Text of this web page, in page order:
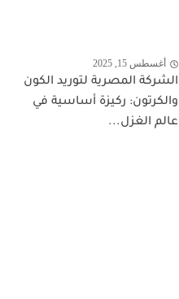
أغسطس 15, 2025
الشركة المصرية لتوريد الكون
والكرتون: ركيزة أساسية في
عالم الغزل...